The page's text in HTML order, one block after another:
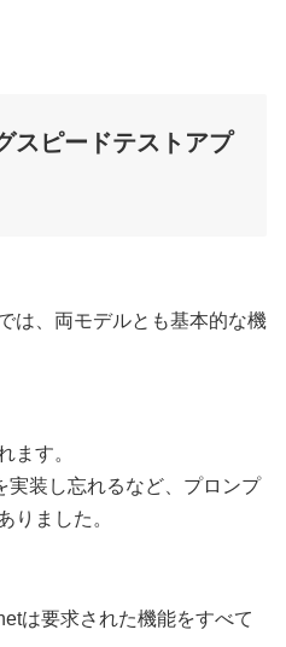
スピードテストアプ
は、両モデルとも基本的な機
ます。
実装し忘れるなど、プロンプ
りました。
は要求された機能をすべて